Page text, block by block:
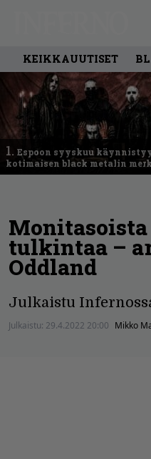
KEIKKAUUTISET
1. Espoon syyskuu
kotimaisen black metalin
tulkintaa –
Oddland
Julkaistu
Julkaistu: 29.4.2022 20:00 Mikko